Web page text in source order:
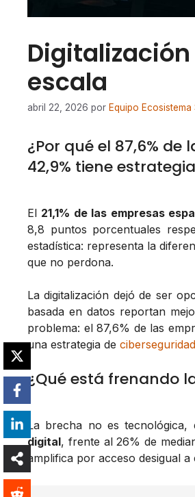
Digitalización
escala
abril 22, 2026 por Equipo Ecosistema
¿Por qué el 87,6%
42,9% tiene
El 21,1% de las empresas
8,8 puntos porcentuales
estadística: representa la
que no perdona.
La digitalización dejó de ser
basada en datos reportan
problema: el 87,6% de las
una estrategia de ciberseguridad
¿Qué está frenando
La brecha no es tecnológica,
digital, frente al 26% de
amplifica por acceso desigual